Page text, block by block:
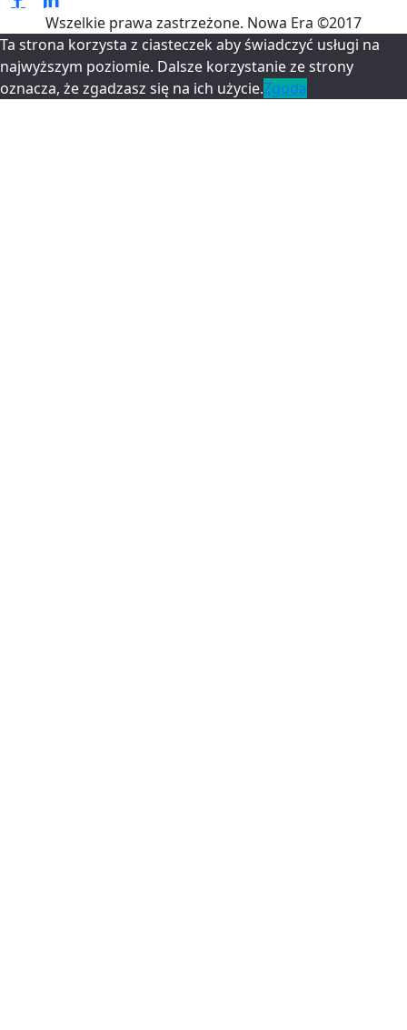
Wszelkie prawa zastrzeżone. Nowa Era ©2017
Ta strona korzysta z ciasteczek aby świadczyć usługi na
najwyższym poziomie. Dalsze korzystanie ze strony
oznacza, że zgadzasz się na ich użycie.Zgoda